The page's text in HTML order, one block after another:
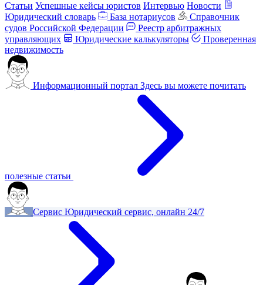
Статьи Успешные кейсы юристов Интервью Новости
Юридический словарь
База нотариусов
Справочник
судов Российской Федерации
Реестр арбитражных
управляющих
Юридические калькуляторы
Проверенная
недвижимость
Информационный портал Здесь вы можете почитать
полезные статьи
Сервис Юридический сервис, онлайн 24/7